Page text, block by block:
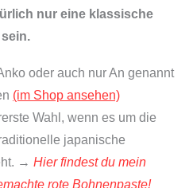
nur eine klassische
oder auch nur An genannt
(im Shop ansehen)
Wahl, wenn es um die
japanische
→ Hier findest du mein
rote Bohnenpaste!